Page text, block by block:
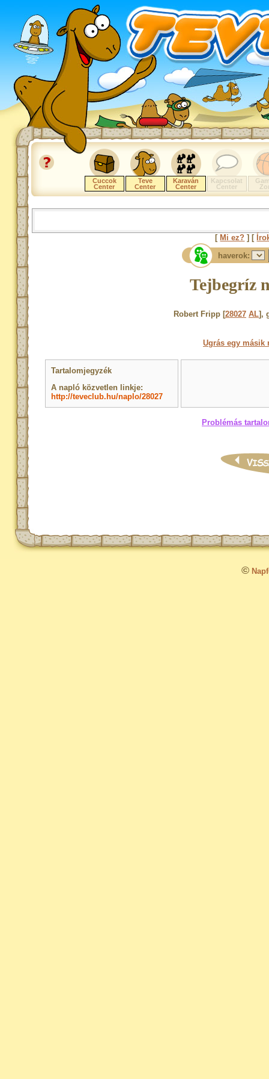
Cuccok
Center
Teve
Center
Karaván
Center
Kapcsolat
Center
[ Mi ez? ] [
haverok:
Tejbegríz
Robert Fripp [28027 AL],
Ugrás egy másik
Tartalomjegyzék
A napló közvetlen linkje:
http://teveclub.hu/naplo/28027
Problémás
©